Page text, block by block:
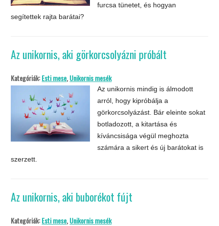
furcsa tünetet, és hogyan
segítettek rajta barátai?
Az unikornis, aki görkorcsolyázni próbált
Kategóriák:Esti mese,Unikornis mesék
Az unikornis mindig is álmodott
arról, hogy kipróbálja a
görkorcsolyázást. Bár eleinte sokat
botladozott, a kitartása és
kíváncsisága végül meghozta
számára a sikert és új barátokat is
szerzett.
Az unikornis, aki buborékot fújt
Kategóriák:Esti mese,Unikornis mesék